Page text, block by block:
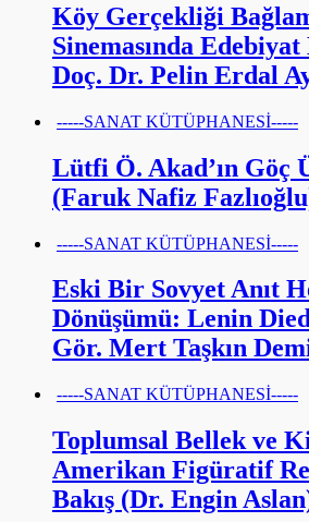
Köy Gerçekliği
Sinemasında
Doç. Dr. Pelin Erdal
-----SANAT KÜTÜPHANESİ-----
Lütfi Ö. Akad’ın Göç
(Faruk Nafiz
-----SANAT KÜTÜPHANESİ-----
Eski Bir Sovyet Anıt
Dönüşümü: Lenin
Gör. Mert Taşkın
-----SANAT KÜTÜPHANESİ-----
Toplumsal Bellek ve
Amerikan Figüratif
Bakış (Dr. Engin